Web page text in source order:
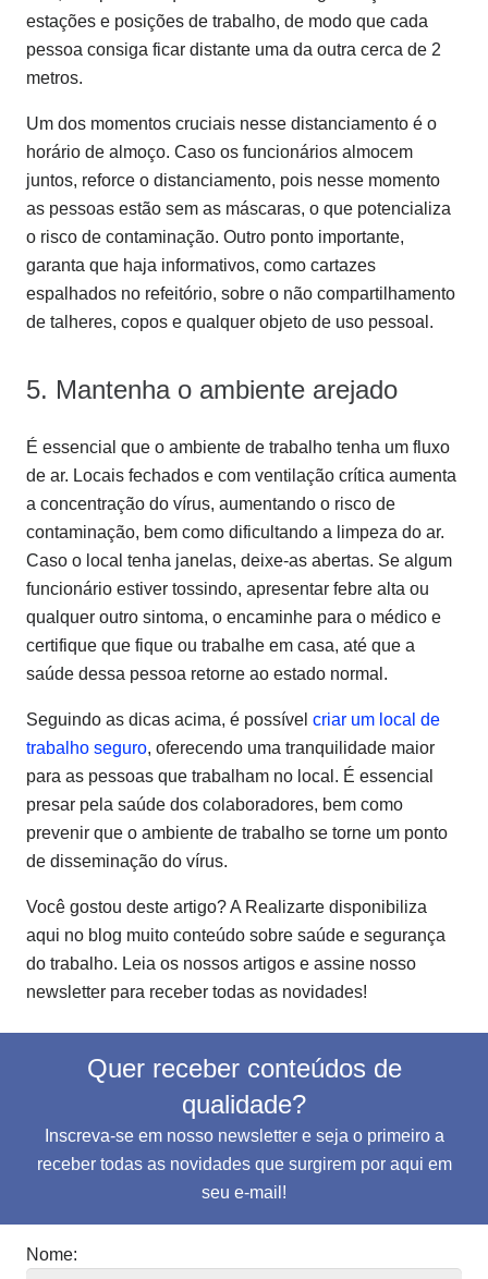
estações e posições de trabalho, de modo que cada
pessoa consiga ficar distante uma da outra cerca de 2
metros.
Um dos momentos cruciais nesse distanciamento é o
horário de almoço. Caso os funcionários almocem
juntos, reforce o distanciamento, pois nesse momento
as pessoas estão sem as máscaras, o que potencializa
o risco de contaminação. Outro ponto importante,
garanta que haja informativos, como cartazes
espalhados no refeitório, sobre o não compartilhamento
de talheres, copos e qualquer objeto de uso pessoal.
5. Mantenha o ambiente arejado
É essencial que o ambiente de trabalho tenha um fluxo
de ar. Locais fechados e com ventilação crítica aumenta
a concentração do vírus, aumentando o risco de
contaminação, bem como dificultando a limpeza do ar.
Caso o local tenha janelas, deixe-as abertas. Se algum
funcionário estiver tossindo, apresentar febre alta ou
qualquer outro sintoma, o encaminhe para o médico e
certifique que fique ou trabalhe em casa, até que a
saúde dessa pessoa retorne ao estado normal.
Seguindo as dicas acima, é possível criar um local de
trabalho seguro, oferecendo uma tranquilidade maior
para as pessoas que trabalham no local. É essencial
presar pela saúde dos colaboradores, bem como
prevenir que o ambiente de trabalho se torne um ponto
de disseminação do vírus.
Você gostou deste artigo? A Realizarte disponibiliza
aqui no blog muito conteúdo sobre saúde e segurança
do trabalho. Leia os nossos artigos e assine nosso
newsletter para receber todas as novidades!
Quer receber conteúdos de
qualidade?
Inscreva-se em nosso newsletter e seja o primeiro a
receber todas as novidades que surgirem por aqui em
seu e-mail!
Nome: